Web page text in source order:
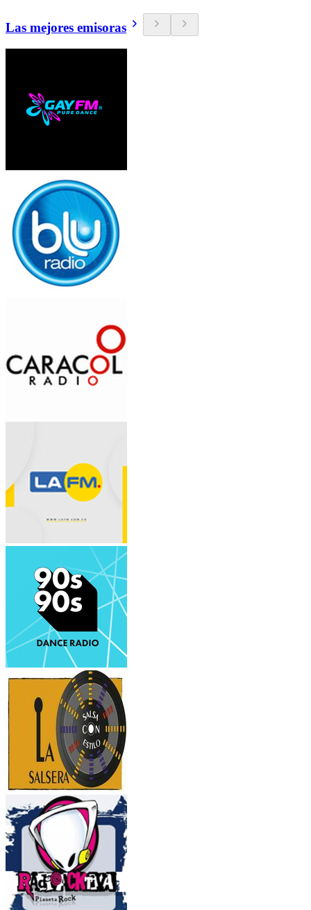
Las mejores emisoras